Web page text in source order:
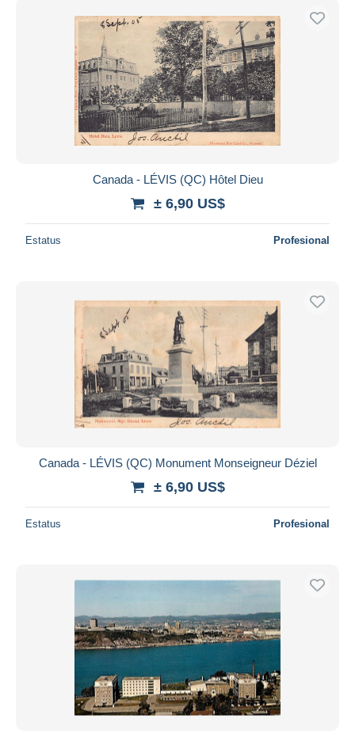
Canada - LÉVIS (QC) Hôtel Dieu
± 6,90 US$
Estatus Profesional
Canada - LÉVIS (QC) Monument Monseigneur Déziel
± 6,90 US$
Estatus Profesional